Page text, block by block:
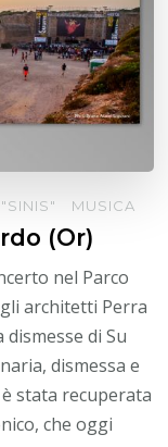
MUSICA
(Or)
nel Parco
architetti Perra
di Su
dismessa e
stata recuperata
che oggi